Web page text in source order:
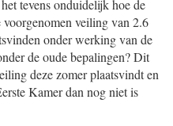
tevens onduidelijk hoe de
veiling van 2.6
onder werking van de
de oude bepalingen? Dit
deze zomer plaatsvindt en
Kamer dan nog niet is